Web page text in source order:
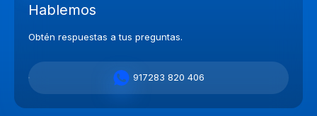
Hablemos
Obtén respuestas a tus preguntas.
917283 820 406